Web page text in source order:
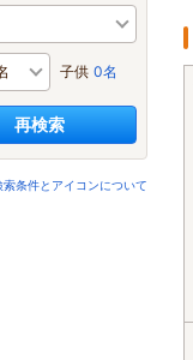
子供 0名
再検索
索条件とアイコンについて